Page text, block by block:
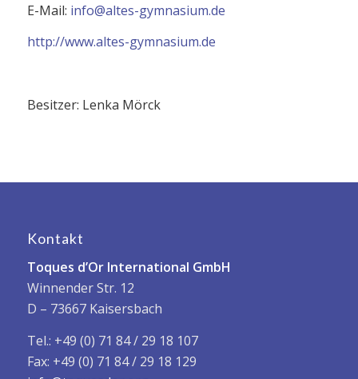
E-Mail: info@altes-gymnasium.de
http://www.altes-gymnasium.de
Besitzer: Lenka Mörck
Kontakt
Toques d’Or International GmbH
Winnender Str. 12
D – 73667 Kaisersbach
Tel.: +49 (0) 71 84 / 29 18 107
Fax: +49 (0) 71 84 / 29 18 129